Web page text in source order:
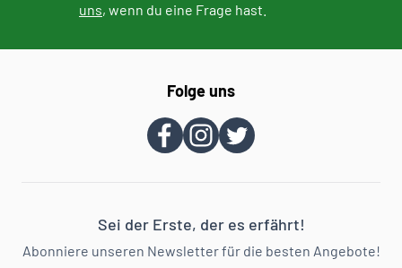
uns, wenn du eine Frage hast.
Folge uns
Sei der Erste, der es erfährt!
Abonniere unseren Newsletter für die besten Angebote!